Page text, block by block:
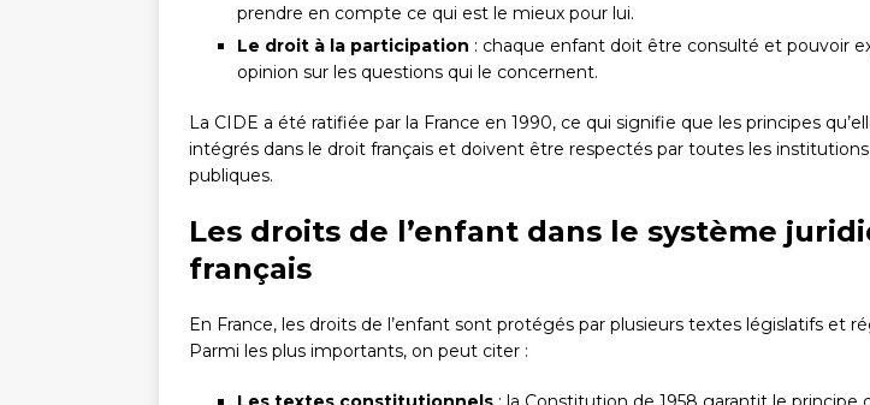
prendre en compte ce qui est le mieux pour lui.
Le droit à la participation : chaque enfant doit être consulté et pouvoir
opinion sur les questions qui le concernent.
La CIDE a été ratifiée par la France en 1990, ce qui signifie que les principes
intégrés dans le droit français et doivent être respectés par toutes les
publiques.
Les droits de l’enfant dans le système
français
En France, les droits de l’enfant sont protégés par plusieurs textes législatifs et
Parmi les plus importants, on peut citer :